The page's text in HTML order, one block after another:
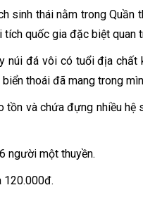
sinh thái nằm trong
tích quốc gia đặc biệt quan
núi đá vôi có tuổi địa
thoái đã mang trong
tồn và chứa đựng nhiều
người một thuyền.
120.000đ.